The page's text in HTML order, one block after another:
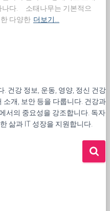
나다. 소태나무는 기본적으
다양한 더보기…
건강 정보, 운동, 영양, 정신 건강
소개, 보안 등을 다룹니다. 건강과
서의 중요성을 강조합니다. 독자
삶과 IT 성장을 지원합니다.